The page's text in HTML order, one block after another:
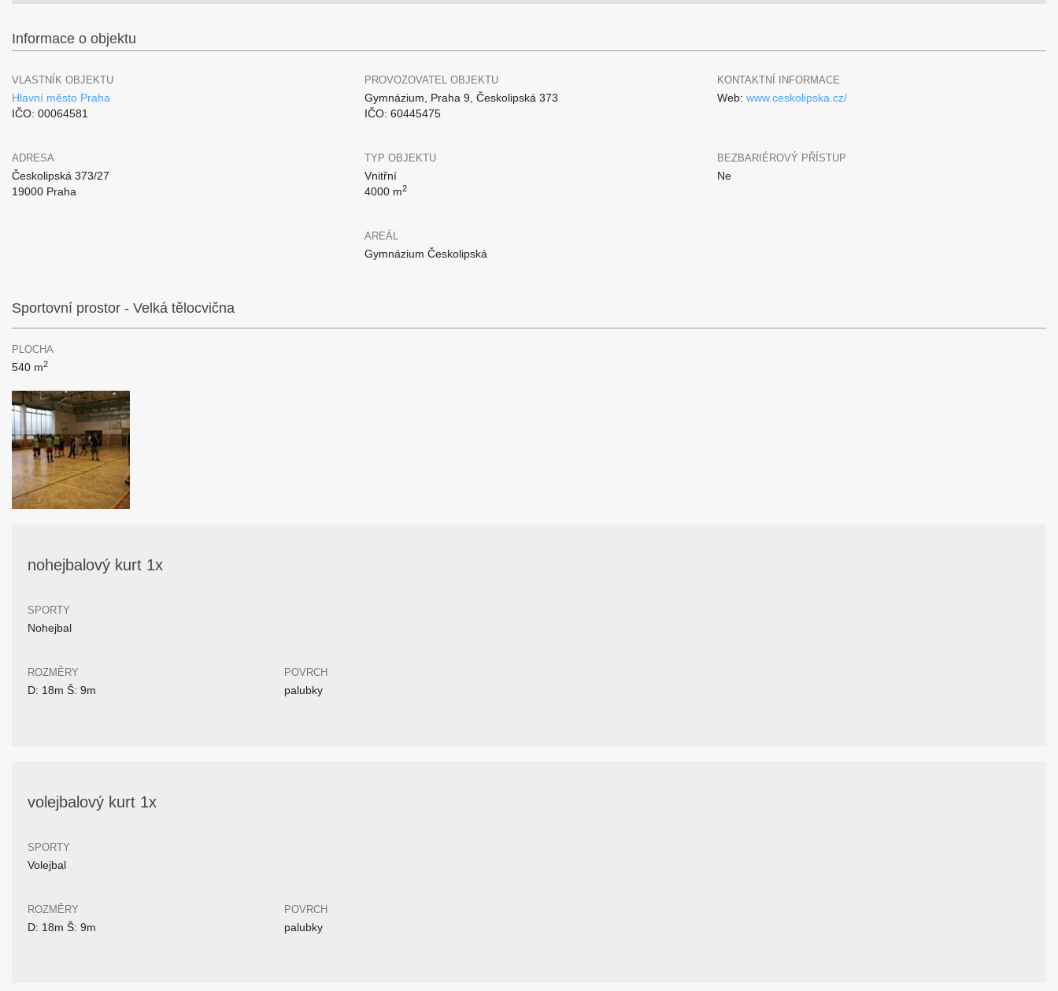
Informace o objektu
VLASTNÍK OBJEKTU
Hlavní město Praha
IČO: 00064581
PROVOZOVATEL OBJEKTU
Gymnázium, Praha 9, Českolipská 373
IČO: 60445475
KONTAKTNÍ INFORMACE
Web: www.ceskolipska.cz/
ADRESA
Českolipská 373/27
19000 Praha
TYP OBJEKTU
Vnitřní
4000 m2
BEZBARIÉROVÝ PŘÍSTUP
Ne
AREÁL
Gymnázium Českolipská
Sportovní prostor - Velká tělocvična
PLOCHA
540 m2
nohejbalový kurt 1x
SPORTY
Nohejbal
ROZMĚRY
D: 18m Š: 9m
POVRCH
palubky
volejbalový kurt 1x
SPORTY
Volejbal
ROZMĚRY
D: 18m Š: 9m
POVRCH
palubky